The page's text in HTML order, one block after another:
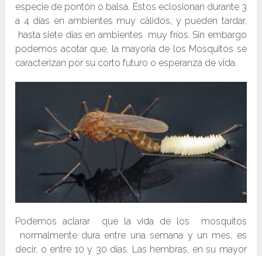
especie de pontón o balsa. Estos eclosionan durante 3
a 4 días en ambientes muy cálidos, y pueden tardar,
hasta siete días en ambientes muy fríos. Sin embargo
podemos acotar que, la mayoría de los Mosquitos se
caracterizan por su corto futuro o esperanza de vida.
Podemos aclarar que la vida de los mosquitos
normalmente dura entre una semana y un mes, es
decir, o entre 10 y 30 días. Las hembras, en su mayor